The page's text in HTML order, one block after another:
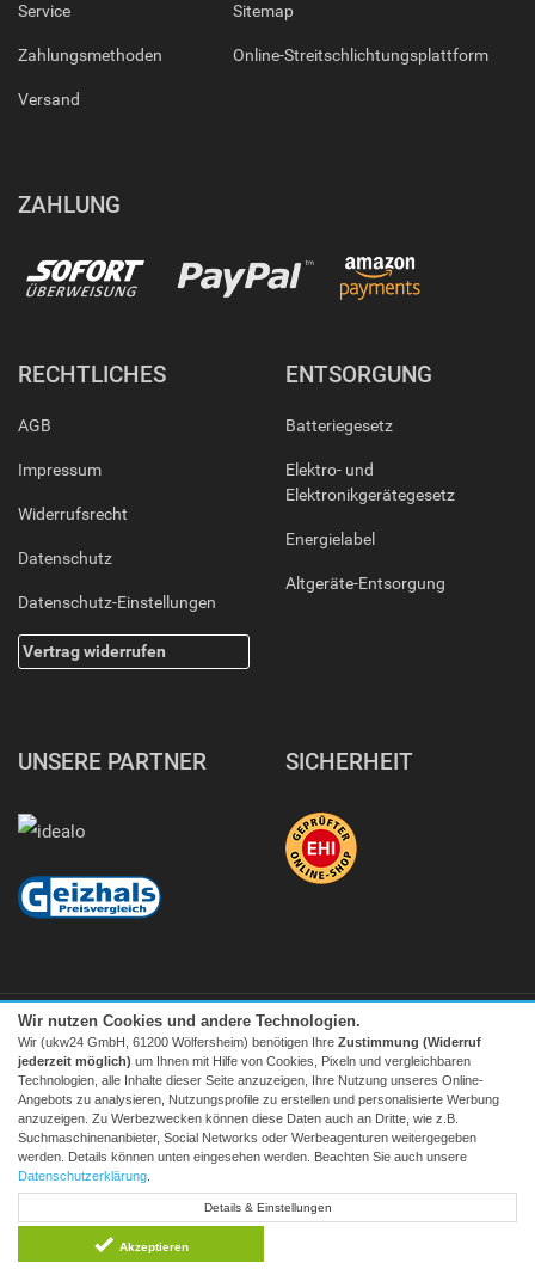
Service
Zahlungsmethoden
Versand
Sitemap
Online-Streitschlichtungsplattform
ZAHLUNG
RECHTLICHES
AGB
Impressum
Widerrufsrecht
Datenschutz
Datenschutz-Einstellungen
Vertrag widerrufen
ENTSORGUNG
Batteriegesetz
Elektro- und
Elektronikgerätegesetz
Energielabel
Altgeräte-Entsorgung
UNSERE PARTNER SICHERHEIT
Facebook| twitter
© 2026 Tecedo
Alle Preise inkl. MwSt. zzgl. Versand | *) Unverbindliche
Preisempfehlung | **) Ehemaliger Verkaufspreis
* zum Lokaltarif, Mobilfunk ggf. providerabhängig höher
Wir nutzen Cookies und andere Technologien.
Wir (ukw24 GmbH, 61200 Wölfersheim) benötigen Ihre Zustimmung (Widerruf
jederzeit möglich) um Ihnen mit Hilfe von Cookies, Pixeln und vergleichbaren
Technologien, alle Inhalte dieser Seite anzuzeigen, Ihre Nutzung unseres Online-
Angebots zu analysieren, Nutzungsprofile zu erstellen und personalisierte Werbung
anzuzeigen. Zu Werbezwecken können diese Daten auch an Dritte, wie z.B.
Suchmaschinenanbieter, Social Networks oder Werbeagenturen weitergegeben
werden. Details können unten eingesehen werden. Beachten Sie auch unsere
Datenschutzerklärung
Details & Einstellungen
Akzeptieren